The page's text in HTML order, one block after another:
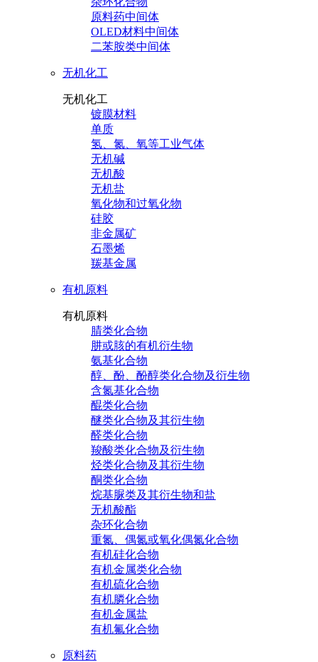
原料药中间体
OLED材料中间体
二苯胺类中间体
无机化工
无机化工
镀膜材料
单质
氢、氮、氧等工业气体
无机碱
无机酸
无机盐
氧化物和过氧化物
硅胶
非金属矿
石墨烯
羰基金属
有机原料
有机原料
腈类化合物
肼或胲的有机衍生物
氨基化合物
醇、酚、酚醇类化合物及衍生物
含氮基化合物
醌类化合物
醚类化合物及其衍生物
醛类化合物
羧酸类化合物及衍生物
烃类化合物及其衍生物
酮类化合物
烷基脲类及其衍生物和盐
无机酸酯
杂环化合物
重氮、偶氮或氧化偶氮化合物
有机硅化合物
有机金属类化合物
有机硫化合物
有机膦化合物
有机金属盐
有机氟化合物
原料药